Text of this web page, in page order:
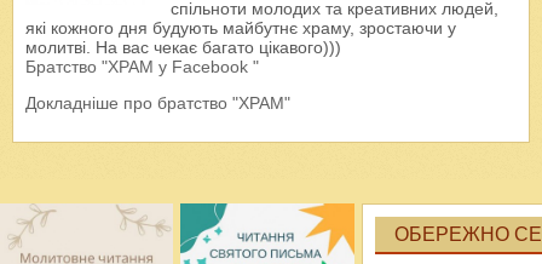
спільноти молодих та креативних людей,
які кожного дня будують майбутнє храму, зростаючи у
молитві. На вас чекає багато цікавого)))
Братство "ХРАМ у Facebook "
Докладніше про братство "ХРАМ"
ОБЕРЕЖНО